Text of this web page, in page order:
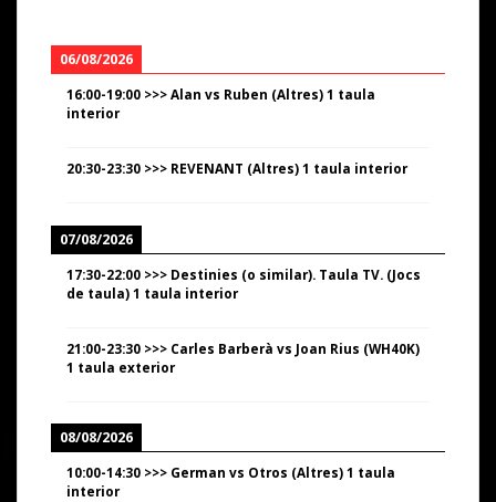
06/08/2026
16:00-19:00 >>>Alan vs Ruben (Altres) 1 taula
interior
20:30-23:30 >>> REVENANT (Altres) 1 taula interior
07/08/2026
17:30-22:00 >>> Destinies (o similar). Taula TV. (Jocs
de taula) 1 taula interior
21:00-23:30 >>> Carles Barberà vs Joan Rius (WH40K)
1 taula exterior
08/08/2026
10:00-14:30 >>> German vs Otros (Altres) 1 taula
interior